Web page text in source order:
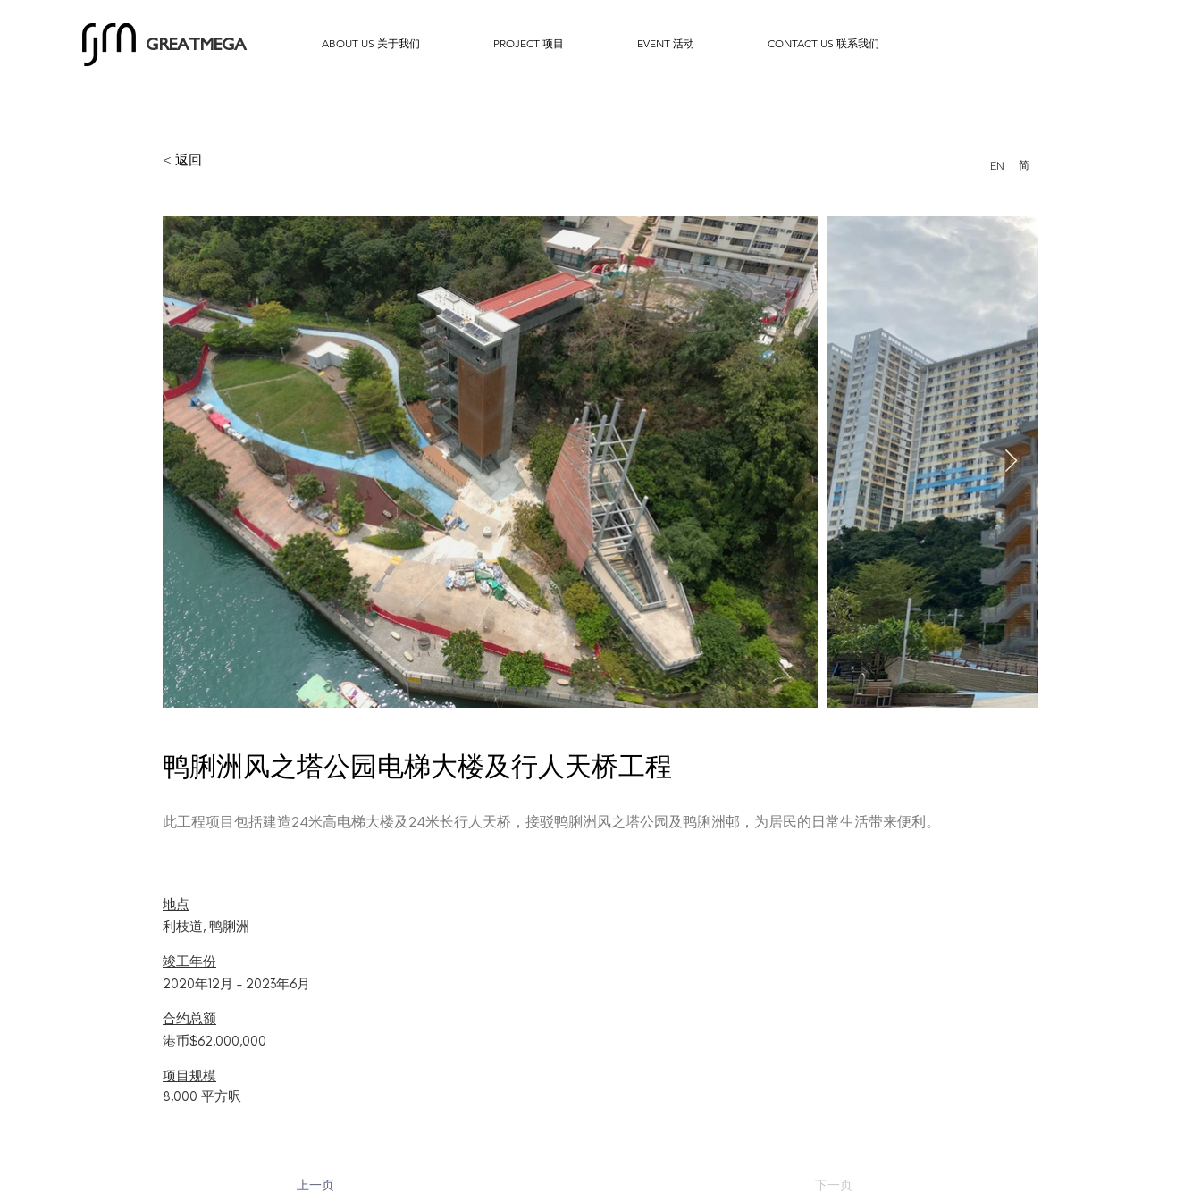
GREATMEGA ABOUT US 关于我们 PROJECT 项目 EVENT 活动 CONTACT US 联系我们
< 返回 EN 简
鸭脷洲风之塔公园电梯大楼及行人天桥工程
此工程项目包括建造24米高电梯大楼及24米长行人天桥，接驳鸭脷洲风之塔公园及鸭脷洲邨，为居民的日常生活带来便利。
地点
利枝道, 鸭脷洲
2020年12月 – 2023年6月
竣工年份
港币$62,000,000
合约总额
8,000 平方呎
项目规模
上一页 下一页